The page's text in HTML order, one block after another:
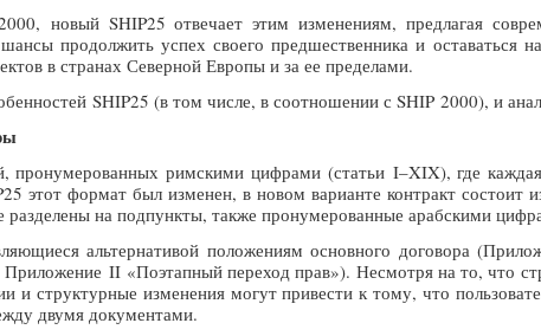
новый SHIP25 отвечает этим изменениям, предлагая
продолжить успех своего предшественника и оставаться
в странах Северной Европы и за ее пределами.
SHIP25 (в том числе, в соотношении с SHIP 2000), и
пронумерованных римскими цифрами (статьи I–XIX), где каждая
этот формат был изменен, в новом варианте контракт состоит
на подпункты, также пронумерованные арабскими
альтернативой положениям основного договора
II «Поэтапный переход прав»). Несмотря на то, что
и структурные изменения могут привести к тому, что
двумя документами.